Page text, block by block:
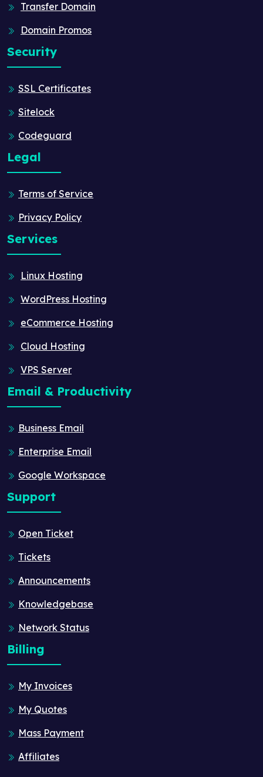
Transfer Domain
Domain Promos
Security
SSL Certificates
Sitelock
Codeguard
Legal
Terms of Service
Privacy Policy
Services
Linux Hosting
WordPress Hosting
eCommerce Hosting
Cloud Hosting
VPS Server
Email & Productivity
Business Email
Enterprise Email
Google Workspace
Support
Open Ticket
Tickets
Announcements
Knowledgebase
Network Status
Billing
My Invoices
My Quotes
Mass Payment
Affiliates